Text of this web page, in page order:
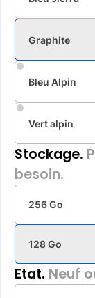
Graphite
Bleu Alpin
Vert alpin
Stockage.
besoin.
256 Go
128 Go
Etat. Neuf